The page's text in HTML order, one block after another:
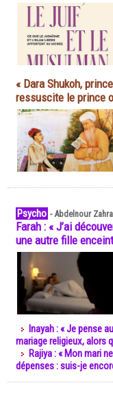
« Dara Shukoh,
ressuscite le prince
Psycho -Abdelnour
Farah : « J’ai
une autre fille
Inayah : « Je pense
mariage religieux, alors
Rajiya : « Mon mari
dépenses : suis-je